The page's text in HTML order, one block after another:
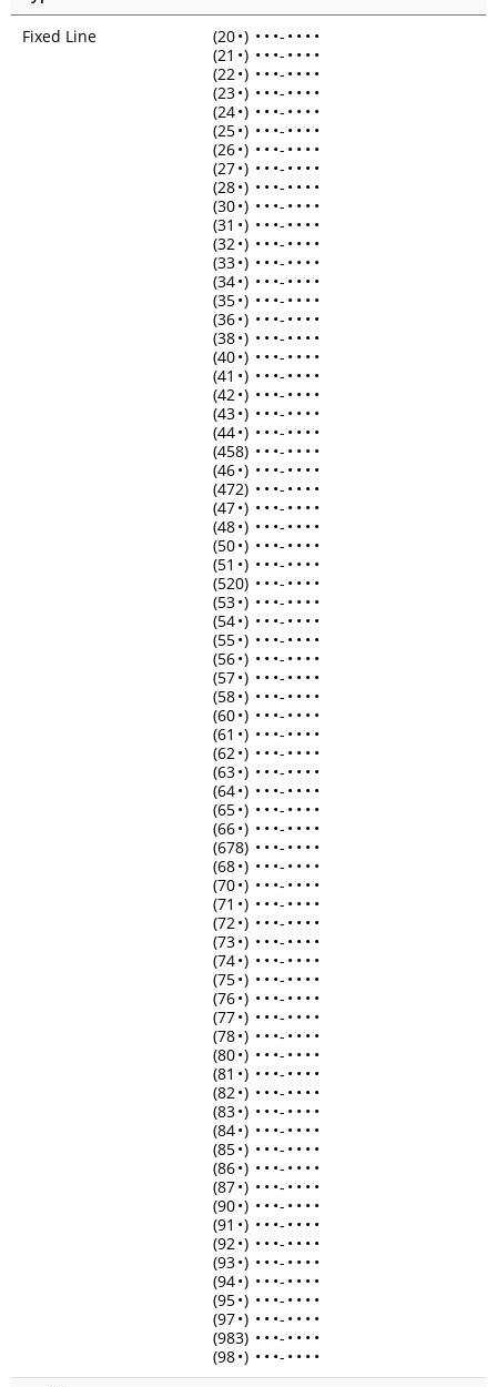
Fixed Line
(20•) • • •- • • • •
(21 •) • • •- • • • •
(22•) • • •- • • • •
(23•) • • •- • • • •
(24•) • • •- • • • •
(25•) • • •- • • • •
(26•) • • •- • • • •
(27•) • • •- • • • •
(28•) • • •- • • • •
(30•) • • •- • • • •
(31 •) • • •- • • • •
(32•) • • •- • • • •
(33•) • • •- • • • •
(34•) • • •- • • • •
(35•) • • •- • • • •
(36•) • • •- • • • •
(38•) • • •- • • • •
(40•) • • •- • • • •
(41 •) • • •- • • • •
(42•) • • •- • • • •
(43•) • • •- • • • •
(44•) • • •- • • • •
(458) • • •- • • • •
(46•) • • •- • • • •
(472) • • •- • • • •
(47•) • • •- • • • •
(48•) • • •- • • • •
(50•) • • •- • • • •
(51 •) • • •- • • • •
(520) • • •- • • • •
(53•) • • •- • • • •
(54•) • • •- • • • •
(55•) • • •- • • • •
(56•) • • •- • • • •
(57•) • • •- • • • •
(58•) • • •- • • • •
(60•) • • •- • • • •
(61 •) • • •- • • • •
(62•) • • •- • • • •
(63•) • • •- • • • •
(64•) • • •- • • • •
(65•) • • •- • • • •
(66•) • • •- • • • •
(678) • • •- • • • •
(68•) • • •- • • • •
(70•) • • •- • • • •
(71 •) • • •- • • • •
(72•) • • •- • • • •
(73•) • • •- • • • •
(74•) • • •- • • • •
(75•) • • •- • • • •
(76•) • • •- • • • •
(77•) • • •- • • • •
(78•) • • •- • • • •
(80•) • • •- • • • •
(81 •) • • •- • • • •
(82•) • • •- • • • •
(83•) • • •- • • • •
(84•) • • •- • • • •
(85•) • • •- • • • •
(86•) • • •- • • • •
(87•) • • •- • • • •
(90•) • • •- • • • •
(91 •) • • •- • • • •
(92•) • • •- • • • •
(93•) • • •- • • • •
(94•) • • •- • • • •
(95•) • • •- • • • •
(97•) • • •- • • • •
(983) • • •- • • • •
(98•) • • •- • • • •